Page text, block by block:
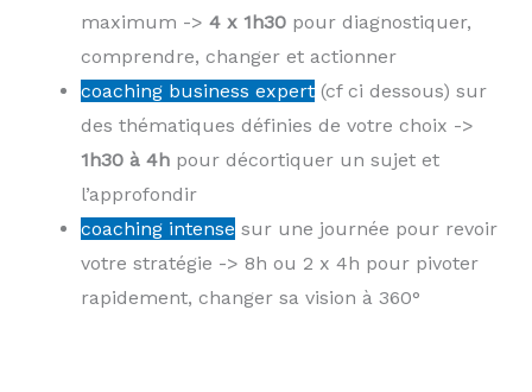
maximum -> 4 x 1h30 pour diagnostiquer,
comprendre, changer et actionner
coaching business expert (cf ci dessous) sur
des thématiques définies de votre choix ->
1h30 à 4h pour décortiquer un sujet et
l’approfondir
coaching intense sur une journée pour revoir
votre stratégie -> 8h ou 2 x 4h pour pivoter
rapidement, changer sa vision à 360°